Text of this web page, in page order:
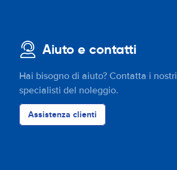
Aiuto e contatti
Hai bisogno di aiuto? Contatta i nostri
specialisti del noleggio.
Assistenza clienti